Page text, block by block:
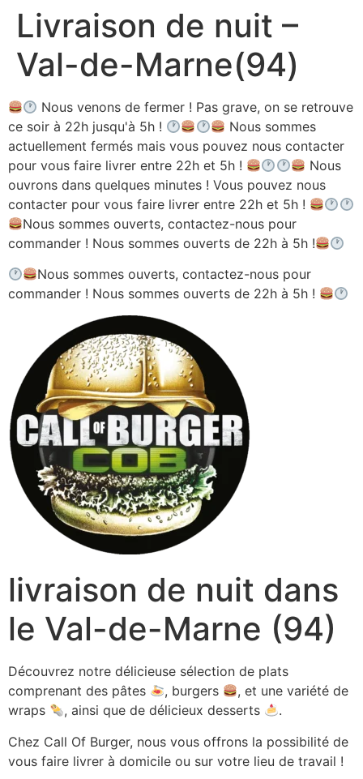
Aller
contenu
Livraison de nuit –
Val-de-Marne(94)
Nous venons de fermer ! Pas grave, on se retrouve
ce soir à 22h jusqu'à 5h !
Nous sommes
actuellement fermés mais vous pouvez nous contacter
pour vous faire livrer entre 22h et 5h !
Nous
ouvrons dans quelques minutes ! Vous pouvez nous
contacter pour vous faire livrer entre 22h et 5h !
Nous sommes ouverts, contactez-nous pour
commander ! Nous sommes ouverts de 22h à 5h !
Nous sommes ouverts, contactez-nous pour
commander ! Nous sommes ouverts de 22h à 5h !
livraison de nuit dans
le Val-de-Marne (94)
Découvrez notre délicieuse sélection de plats
comprenant des pâtes
, burgers
, et une variété de
wraps
, ainsi que de délicieux desserts
.
Chez Call Of Burger, nous vous offrons la possibilité de
vous faire livrer à domicile ou sur votre lieu de travail !